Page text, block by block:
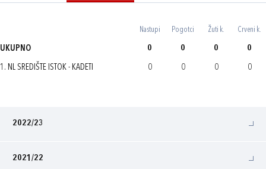
Nastupi Pogotci Žuti k. Crveni k.
UKUPNO 0 0 0 0
1. NL SREDIŠTE ISTOK - KADETI 0 0 0 0
2022/23
2021/22